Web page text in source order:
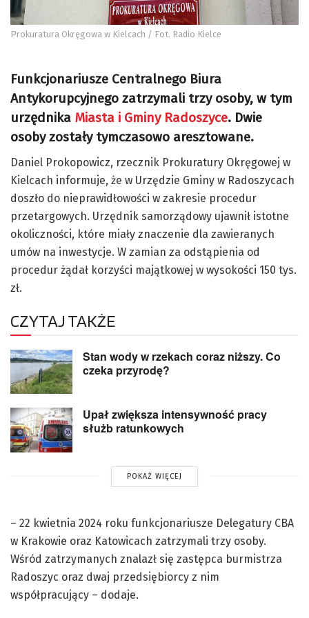
Prokuratura Okręgowa w Kielcach / Fot. Radio Kielce
Funkcjonariusze Centralnego Biura
Antykorupcyjnego zatrzymali trzy osoby, w tym
urzędnika Miasta i Gminy Radoszyce. Dwie
osoby zostały tymczasowo aresztowane.
Daniel Prokopowicz, rzecznik Prokuratury Okręgowej w
Kielcach informuje, że w Urzędzie Gminy w Radoszycach
doszło do nieprawidłowości w zakresie procedur
przetargowych. Urzędnik samorządowy ujawnił istotne
okoliczności, które miały znaczenie dla zawieranych
umów na inwestycje. W zamian za odstąpienia od
procedur żądał korzyści majątkowej w wysokości 150 tys.
zł.
CZYTAJ TAKŻE
Stan wody w rzekach coraz niższy. Co
czeka przyrodę?
Upał zwiększa intensywność pracy
służb ratunkowych
POKAŻ WIĘCEJ
– 22 kwietnia 2024 roku funkcjonariusze Delegatury CBA
w Krakowie oraz Katowicach zatrzymali trzy osoby.
Wśród zatrzymanych znalazł się zastępca burmistrza
Radoszyc oraz dwaj przedsiębiorcy z nim
współpracujący – dodaje.